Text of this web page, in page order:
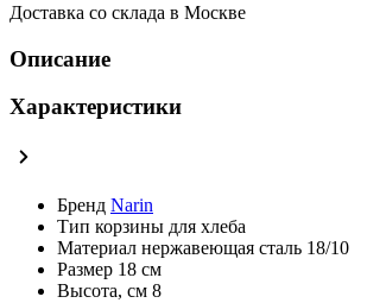
Доставка со склада в Москве
Описание
Характеристики
Бренд Narin
Тип корзины для хлеба
Материал нержавеющая сталь 18/10
Размер 18 см
Высота, см 8